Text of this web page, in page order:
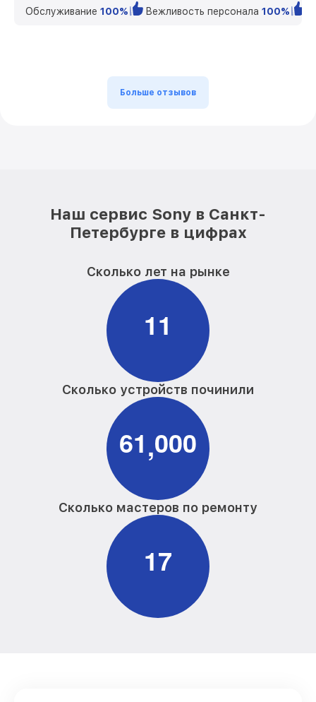
Обслуживание 100% Вежливость персонала 100%
Больше отзывов
Наш сервис Sony в Санкт-
Петербурге в цифрах
Сколько лет на рынке
11
Сколько устройств починили
61,000
Сколько мастеров по ремонту
17